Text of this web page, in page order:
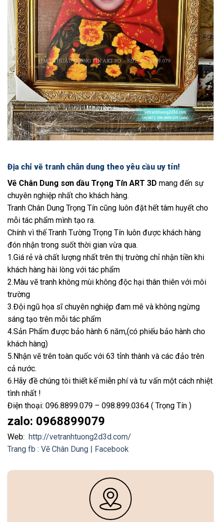
Địa chỉ vẽ tranh chân dung theo yêu cầu uy tín!
Vẽ Chân Dung sơn dầu Trọng Tín ART 3D mang đến sự
chuyên nghiệp nhất cho khách hàng.
Tranh Chân Dung Trọng Tín cũng luôn đặt hết tâm huyết cho
mỗi tác phẩm mình tạo ra.
Chính vì thế Tranh Tường Trọng Tín luôn được khách hàng
đón nhận trong suốt thời gian vừa qua.
1.Giá rẻ và chất lượng nhất trên thị trường chỉ nhận tiền khi
khách hàng hài lòng với tác phẩm
2.Màu vẽ tranh không mùi không độc hại thân thiên với môi
trường
3.Đội ngũ họa sĩ chuyên nghiệp đam mê và không ngừng
sáng tạo trên mỗi tác phẩm
4.Sản Phẩm được bảo hành 6 năm,(có phiếu bảo hành cho
khách hàng)
5.Nhận vẽ trên toàn quốc với 63 tỉnh thành và các đảo trên
cả nước.
6.Hãy đề chúng tôi thiết kế miễn phí và tư vấn một cách nhiệt
tình nhất !
Điện thoại: 096.8899.079 – 098.899.0364 ( Trọng Tín )
zalo: 0968899079
Web: http://vetranhtuong2d3d.com/
Trang fb : Vẽ Chân Dung | Facebook